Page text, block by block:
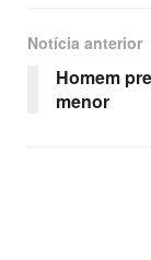
Notícia anterior
Homem
menor